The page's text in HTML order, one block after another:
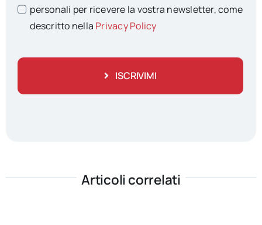
personali per ricevere la vostra newsletter, come
descritto nella Privacy Policy
ISCRIVIMI
Articoli correlati